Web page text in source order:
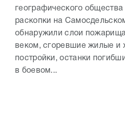
географического
раскопки на
обнаружили слои
веком, сгоревшие жилые и
постройки, останки
в боевом...